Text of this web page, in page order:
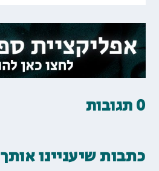
0 תגובות
כתבות שיעניינו אותך